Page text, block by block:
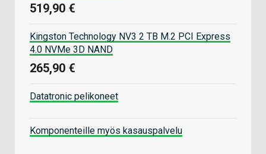
519,90 €
Kingston Technology NV3 2 TB M.2 PCI Express
4.0 NVMe 3D NAND
265,90 €
Datatronic pelikoneet
Komponenteille myös kasauspalvelu